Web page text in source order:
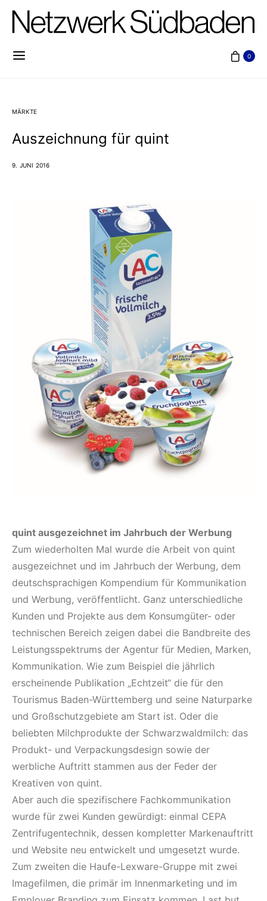
0
MÄRKTE
Auszeichnung für quint
9. JUNI 2016
quint ausgezeichnet im Jahrbuch der Werbung
Zum wiederholten Mal wurde die Arbeit von quint
ausgezeichnet und im Jahrbuch der Werbung, dem
deutschsprachigen Kompendium für Kommunikation
und Werbung, veröffentlicht. Ganz unterschiedliche
Kunden und Projekte aus dem Konsumgüter- oder
technischen Bereich zeigen dabei die Bandbreite des
Leistungsspektrums der Agentur für Medien, Marken,
Kommunikation. Wie zum Beispiel die jährlich
erscheinende Publikation „Echtzeit“ die für den
Tourismus Baden-Württemberg und seine Naturparke
und Großschutzgebiete am Start ist. Oder die
beliebten Milchprodukte der Schwarzwaldmilch: das
Produkt- und Verpackungsdesign sowie der
werbliche Auftritt stammen aus der Feder der
Kreativen von quint.
Aber auch die spezifischere Fachkommunikation
wurde für zwei Kunden gewürdigt: einmal CEPA
Zentrifugentechnik, dessen kompletter Markenauftritt
und Website neu entwickelt und umgesetzt wurde.
Zum zweiten die Haufe-Lexware-Gruppe mit zwei
Imagefilmen, die primär im Innenmarketing und im